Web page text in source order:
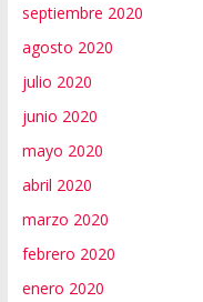
septiembre 2020
agosto 2020
julio 2020
junio 2020
mayo 2020
abril 2020
marzo 2020
febrero 2020
enero 2020